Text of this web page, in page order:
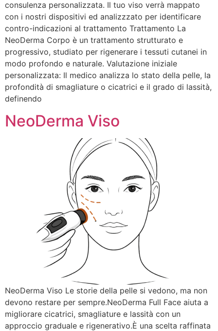
consulenza personalizzata. Il tuo viso verrà mappato
con i nostri dispositivi ed analizzzato per identificare
contro-indicazioni al trattamento Trattamento La
NeoDerma Corpo è un trattamento strutturato e
progressivo, studiato per rigenerare i tessuti cutanei in
modo profondo e naturale. Valutazione iniziale
personalizzata: Il medico analizza lo stato della pelle, la
profondità di smagliature o cicatrici e il grado di lassità,
definendo
NeoDerma Viso
NeoDerma Viso Le storie della pelle si vedono, ma non
devono restare per sempre.NeoDerma Full Face aiuta a
migliorare cicatrici, smagliature e lassità con un
approccio graduale e rigenerativo.È una scelta raffinata